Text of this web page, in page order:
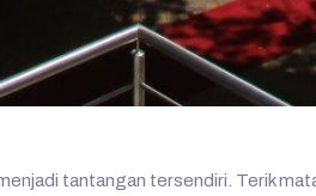
tantangan tersendiri. Terik